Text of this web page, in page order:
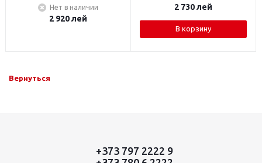
Нет в наличии
2 920лей
2 730лей
В корзину
Вернуться
+373 797 2222 9